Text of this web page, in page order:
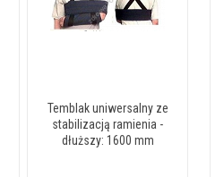
Temblak uniwersalny ze
stabilizacją ramienia -
dłuższy: 1600 mm